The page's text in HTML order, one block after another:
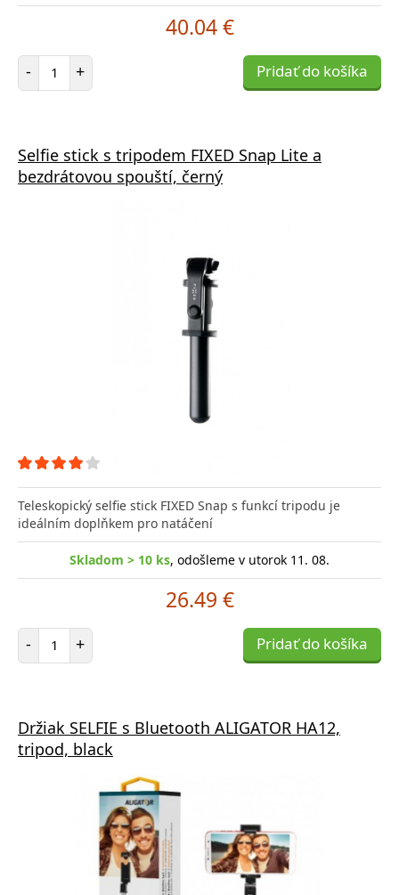
40.04 €
- Počet položiek
+ Pridať do košíka
Selfie stick s tripodem FIXED Snap Lite a
bezdrátovou spouští, černý
Teleskopický selfie stick FIXED Snap s funkcí tripodu je
ideálním doplňkem pro natáčení
Skladom > 10 ks, odošleme v utorok 11. 08.
26.49 €
- Počet položiek
+ Pridať do košíka
Držiak SELFIE s Bluetooth ALIGATOR HA12,
tripod, black